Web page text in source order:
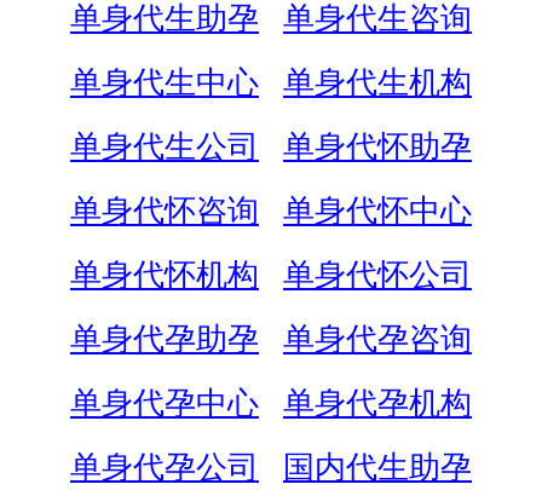
单身代生助孕
单身代生咨询
单身代生中心
单身代生机构
单身代生公司
单身代怀助孕
单身代怀咨询
单身代怀中心
单身代怀机构
单身代怀公司
单身代孕助孕
单身代孕咨询
单身代孕中心
单身代孕机构
单身代孕公司
国内代生助孕